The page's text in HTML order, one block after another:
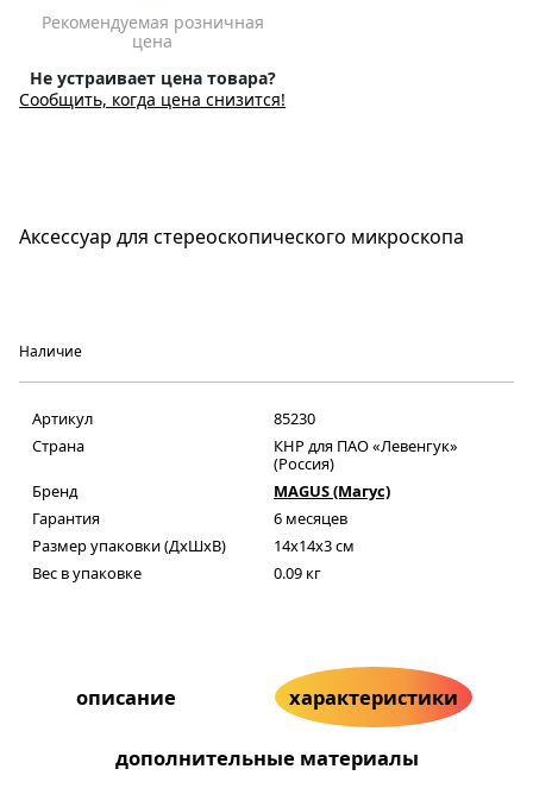
Рекомендуемая розничная
цена
Не устраивает цена товара?
Сообщить, когда цена снизится!
Аксессуар для стереоскопического микроскопа
Наличие
Артикул
85230
Страна
КНР для ПАО «Левенгук»
(Россия)
Бренд
MAGUS (Магус)
Гарантия
6 месяцев
Размер упаковки (ДxШxВ)
14x14x3 см
Вес в упаковке
0.09 кг
описание характеристики
дополнительные материалы